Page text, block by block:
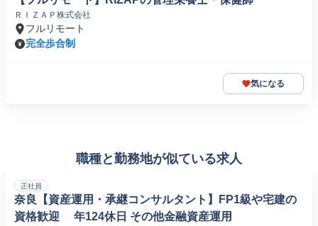
ＲＩＺＡＰ株式会社
フルリモート
完全歩合制
気になる
職種と勤務地が似ている求人
正社員
奈良【資産運用・承継コンサルタント】FP1級や宅建の
資格歓迎 年124休日 その他金融資産運用